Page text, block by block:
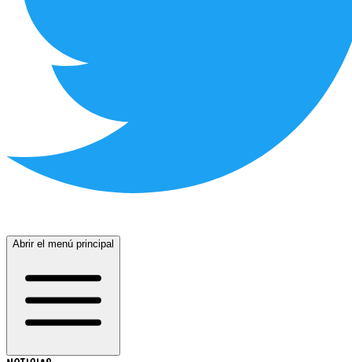
Abrir el menú principal